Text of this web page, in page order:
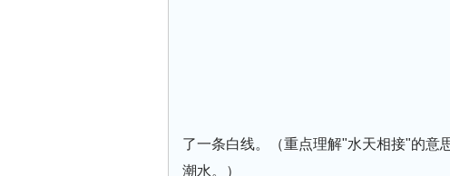
了一条白线。（重点理解"水天相接"的意
潮水。）